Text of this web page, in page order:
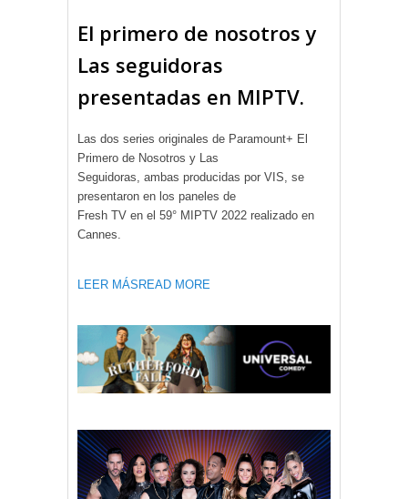
El primero de nosotros y
Las seguidoras
presentadas en MIPTV.
Las dos series originales de Paramount+ El
Primero de Nosotros y Las
Seguidoras, ambas producidas por VIS, se
presentaron en los paneles de
Fresh TV en el 59° MIPTV 2022 realizado en
Cannes.
LEER MÁS READ MORE